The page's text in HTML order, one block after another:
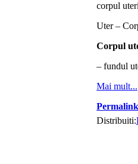
corpul
Uter –
Corpul
– fundul
Mai mult...
Permalink
Distribuiti: